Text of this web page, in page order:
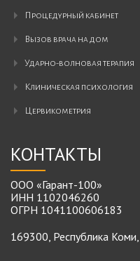
процедурный кабинет
вызов врача на дом
ударно-волновая терапия
клиническая психология
цервикометрия
КОНТАКТЫ
ООО «Гарант-100»
ИНН 1102046260
ОГРН 1041100606183
169300, Республика Коми,